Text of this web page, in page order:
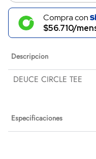
Compra con
$56.710/
Descripcion
DEUCE CIRCLE TEE
Especificaciones